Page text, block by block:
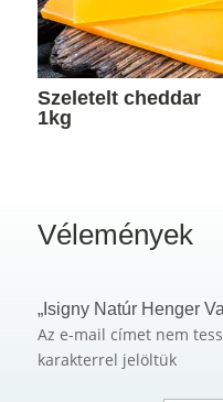
Szeletelt cheddar
1kg
Vélemények
„Isigny Natúr Henger
Az e-mail címet nem
karakterrel jelöltük